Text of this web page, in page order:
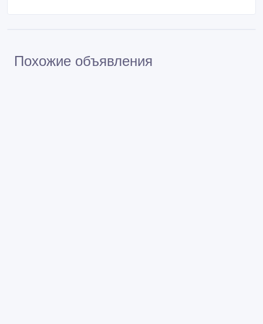
Похожие объявления